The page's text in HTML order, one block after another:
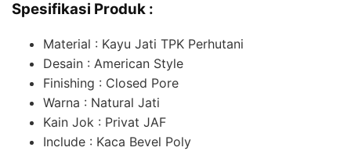
Spesifikasi Produk :
Material : Kayu Jati TPK Perhutani
Desain : American Style
Finishing : Closed Pore
Warna : Natural Jati
Kain Jok : Privat JAF
Include : Kaca Bevel Poly